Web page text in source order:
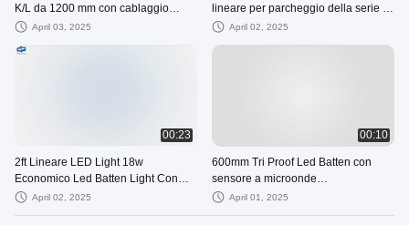
K/L da 1200 mm con cablaggio
rapido per una facile installazione
April 03, 2025
lineare per parcheggio della serie K
con funzione di attenuazione dei
April 02, 2025
00:23
2ft Lineare LED Light 18w
Economico Led Batten Light Con
Disegno di Cablaggio Rapido
April 02, 2025
00:10
600mm Tri Proof Led Batten con
sensore a microonde
690*116*92mm
April 01, 2025